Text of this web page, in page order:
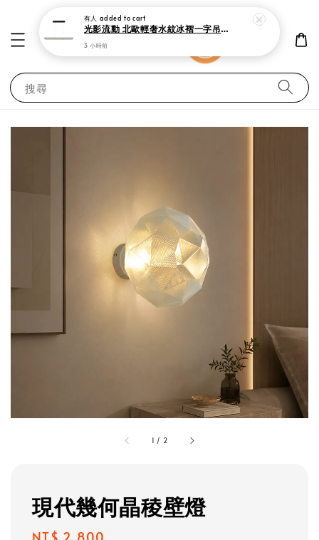
搜尋
1 / 2
現代幾何晶稜壁燈
有人 added to cart
光影流動 北歐輕奢水紋冰褶一字吊燈 150cm 現代極簡黑 中島吧檯餐廳燈
3 小時前